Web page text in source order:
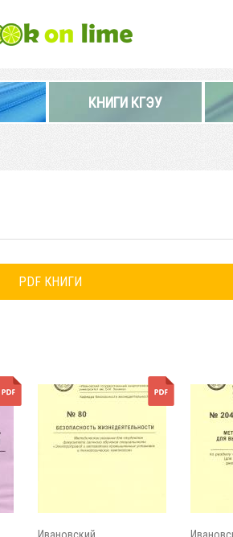
КНИГИ КГЭУ
PDF КНИГИ